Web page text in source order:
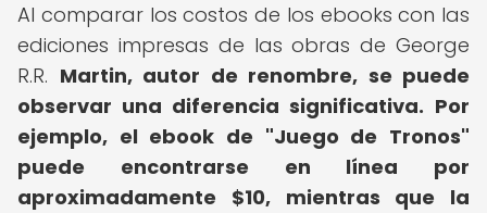
Al comparar los costos de los ebooks con las
ediciones impresas de las obras de George
R.R. Martin, autor de renombre, se puede
observar una diferencia significativa. Por
ejemplo, el ebook de "Juego de Tronos"
puede encontrarse en línea por
aproximadamente $10, mientras que la